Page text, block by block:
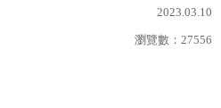
2023.03.10
瀏覽數： 27556